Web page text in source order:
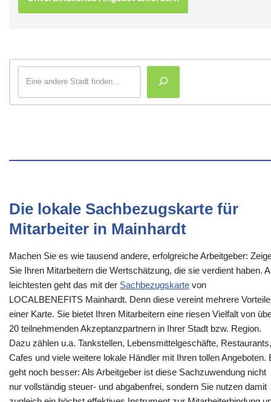
Die lokale Sachbezugskarte für
Mitarbeiter in Mainhardt
Machen Sie es wie tausend andere, erfolgreiche Arbeitgeber:
Sie Ihren Mitarbeitern die Wertschätzung, die sie verdient haben.
leichtesten geht das mit der Sachbezugskarte von
LOCALBENEFITS Mainhardt. Denn diese vereint mehrere
einer Karte. Sie bietet Ihren Mitarbeitern eine riesen Vielfalt von
20 teilnehmenden Akzeptanzpartnern in Ihrer Stadt bzw. Region.
Dazu zählen u.a. Tankstellen, Lebensmittelgeschäfte, Restaurants,
Cafes und viele weitere lokale Händler mit Ihren tollen Angeboten.
geht noch besser: Als Arbeitgeber ist diese Sachzuwendung nicht
nur vollständig steuer- und abgabenfrei, sondern Sie nutzen damit